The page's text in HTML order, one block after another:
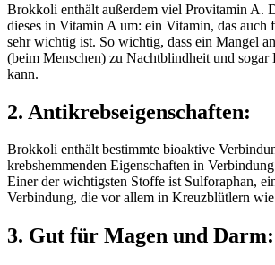
Brokkoli enthält außerdem viel Provitamin A.
dieses in Vitamin A um: ein Vitamin, das auch
sehr wichtig ist. So wichtig, dass ein Mangel
(beim Menschen) zu Nachtblindheit und sogar
kann.
2. Antikrebseigenschaften:
Brokkoli enthält bestimmte bioaktive
krebshemmenden Eigenschaften in
Einer der wichtigsten Stoffe ist Sulforaphan,
Verbindung, die vor allem in Kreuzblütlern
3. Gut für Magen und Darm: